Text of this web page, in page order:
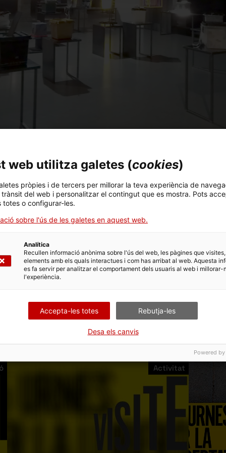
presentació del projecte “55 urnes per la llibertat” a
també d’un poema pel catàleg de l’exposició.
mostra el treball de cinquanta-cinc artistes de
un compromís en defensa de la llibertat i la democràcia.
el seu dret a votar. Malgrat la seva actitud,
del referèndum de l’1 d’octubre per fer la seva creació i
pel dret a la democràcia i pel dret a decidir, i
dels presos i per a la defensa ciutadana de la
Activitat
web utilitza galetes (cookies)
pròpies i de tercers per millorar la teva experiència de
del web i personalitzar el contingut que es mostra. Pots
totes o configurar-les.
sobre l'ús de les galetes en aquest web.
Analítica
Recullen informació anònima sobre l'ús del web, les pàgines que
elements amb els quals interactues i com has arribat al web. Aquesta
es fa servir per analitzar el comportament dels usuaris al web i millorar-
l'experiència.
Accepta-les totes Rebutja-les
Desa els canvis
Powered by